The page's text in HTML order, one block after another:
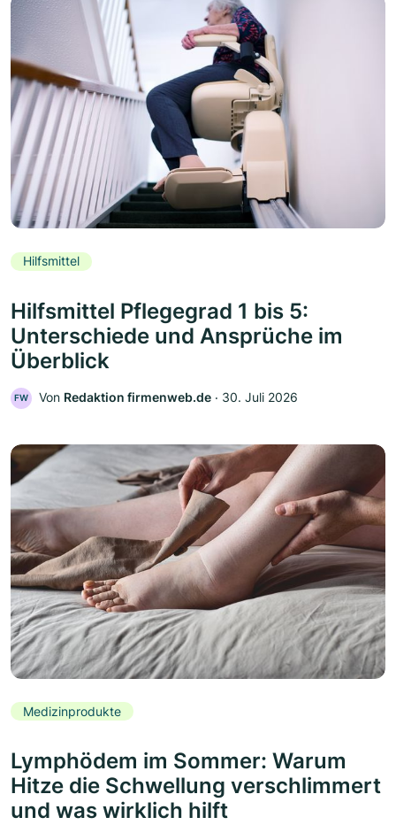
Hilfsmittel
Hilfsmittel Pflegegrad 1 bis 5:
Unterschiede und Ansprüche im
Überblick
FW Von Redaktion firmenweb.de ‧ 30. Juli 2026
Medizinprodukte
Lymphödem im Sommer: Warum
Hitze die Schwellung verschlimmert
und was wirklich hilft